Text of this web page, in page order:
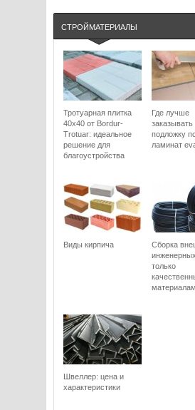
СТРОЙМАТЕРИАЛЫ
Тротуарная плитка
40х40 от Bordur-
Trotuar: идеальное
решение для
благоустройства
Где лучше
заказывать
подложку
ламинат
Виды кирпича
Сборка
только
Швеллер: цена и
характеристики